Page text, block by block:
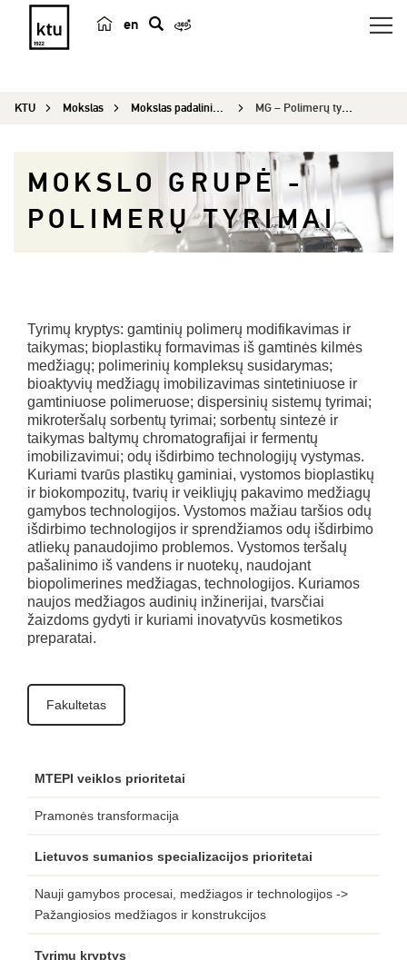
en
e
a
KTU Mokslas Mokslas padaliniuose MG – Polimerų tyrimai
MOKSLO GRUPĖ -
POLIMERŲ TYRIMAI
Tyrimų kryptys: gamtinių polimerų modifikavimas ir
taikymas; bioplastikų formavimas iš gamtinės kilmės
medžiagų; polimerinių kompleksų susidarymas;
bioaktyvių medžiagų imobilizavimas sintetiniuose ir
gamtiniuose polimeruose; dispersinių sistemų tyrimai;
mikroteršalų sorbentų tyrimai; sorbentų sintezė ir
taikymas baltymų chromatografijai ir fermentų
imobilizavimui; odų išdirbimo technologijų vystymas.
Kuriami tvarūs plastikų gaminiai, vystomos bioplastikų
ir biokompozitų, tvarių ir veikliųjų pakavimo medžiagų
gamybos technologijos. Vystomos mažiau taršios odų
išdirbimo technologijos ir sprendžiamos odų išdirbimo
atliekų panaudojimo problemos. Vystomos teršalų
pašalinimo iš vandens ir nuotekų, naudojant
biopolimerines medžiagas, technologijos. Kuriamos
naujos medžiagos audinių inžinerijai, tvarsčiai
žaizdoms gydyti ir kuriami inovatyvūs kosmetikos
preparatai.
Fakultetas
MTEPI veiklos prioritetai
Pramonės transformacija
Lietuvos sumanios specializacijos prioritetai
Nauji gamybos procesai, medžiagos ir technologijos ->
Pažangiosios medžiagos ir konstrukcijos
Tyrimų kryptys